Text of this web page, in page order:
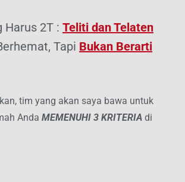
Harus 2T : Teliti dan Telaten
Tapi Bukan Berarti
tim yang akan saya bawa untuk
Anda MEMENUHI 3 KRITERIA di